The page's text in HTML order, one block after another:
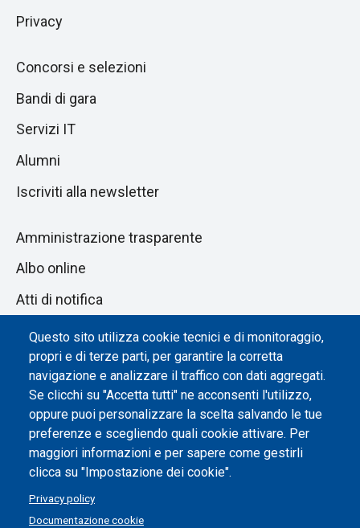
Questo sito utilizza cookie tecnici e di monitoraggio,
propri e di terze parti, per garantire la corretta
navigazione e analizzare il traffico con dati aggregati.
Se clicchi su "Accetta tutti" ne acconsenti l'utilizzo,
oppure puoi personalizzare la scelta salvando le tue
preferenze e scegliendo quali cookie attivare. Per
maggiori informazioni e per sapere come gestirli
clicca su "Impostazione dei cookie".
Privacy policy
Documentazione cookie
Privacy
Concorsi e selezioni
Bandi di gara
Servizi IT
Alumni
Iscriviti alla newsletter
Amministrazione trasparente
Albo online
Atti di notifica
Dichiarazione di accessibilità
Impostazione dei cookie